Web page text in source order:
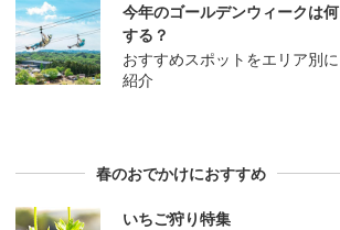
今年のゴールデンウィークは何
する？
おすすめスポットをエリア別に
紹介
春のおでかけにおすすめ
いちご狩り特集